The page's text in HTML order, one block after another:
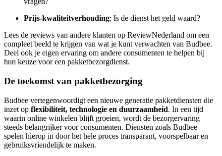
Prijs-kwaliteitverhouding: Is de dienst het geld waard?
Lees de reviews van andere klanten op ReviewNederland om een
compleet beeld te krijgen van wat je kunt verwachten van Budbee.
Deel ook je eigen ervaring om andere consumenten te helpen bij
hun keuze voor een pakketbezorgdienst.
De toekomst van pakketbezorging
Budbee vertegenwoordigt een nieuwe generatie pakketdiensten die
inzet op flexibiliteit, technologie en duurzaamheid. In een tijd
waarin online winkelen blijft groeien, wordt de bezorgervaring
steeds belangrijker voor consumenten. Diensten zoals Budbee
spelen hierop in door het hele proces transparant, voorspelbaar en
gebruiksvriendelijk te maken.